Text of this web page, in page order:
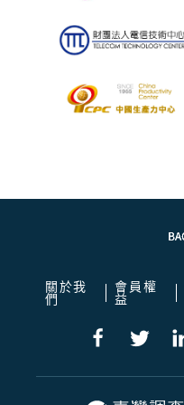
關於我
們
會員權
益